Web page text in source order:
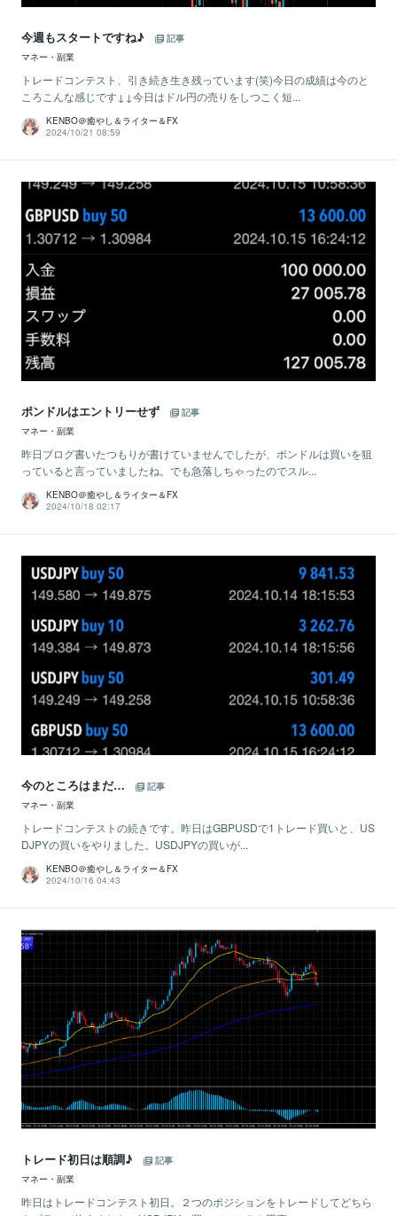
今週もスタートですね♪
記事
マネー・副業
トレードコンテスト、引き続き生き残っています(笑)今日の成績は今のと
ころこんな感じです↓↓今日はドル円の売りをしつこく短...
KENBO＠癒やし＆ライター＆FX
2024/10/21 08:59
ポンドルはエントリーせず
記事
マネー・副業
昨日ブログ書いたつもりが書けていませんでしたが、ポンドルは買いを狙
っていると言っていましたね。でも急落しちゃったのでスル...
KENBO＠癒やし＆ライター＆FX
2024/10/18 02:17
今のところはまだ…
記事
マネー・副業
トレードコンテストの続きです。昨日はGBPUSDで1トレード買いと、US
DJPYの買いをやりました。USDJPYの買いが...
KENBO＠癒やし＆ライター＆FX
2024/10/16 04:43
トレード初日は順調♪
記事
マネー・副業
昨日はトレードコンテスト初日。２つのポジションをトレードしてどちら